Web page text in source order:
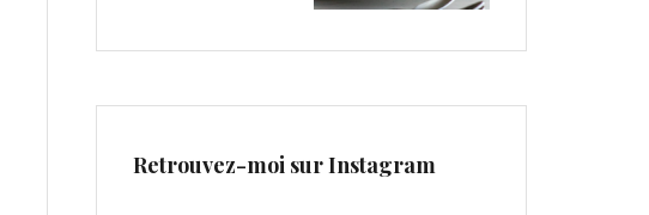
Retrouvez-moi sur Instagram